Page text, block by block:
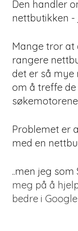
Den handler
nettbutikken -
Mange tror at
rangere
det er så mye
om å treffe
Problemet er
med en
..men jeg som
meg på å
bedre i